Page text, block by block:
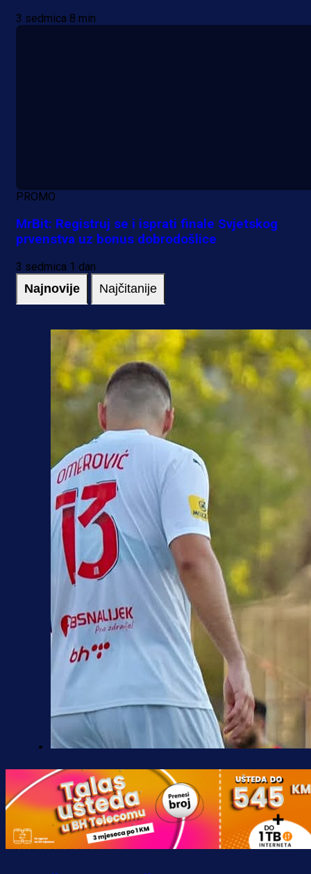
3 sedmica 8 min
PROMO
MrBit: Registruj se i isprati finale Svjetskog
prvenstva uz bonus dobrodošlice
3 sedmica 1 dan
Najnovije Najčitanije
Borac do pobjede, ali scene iz
Banje Luke zgrozile javnost:
zbog skandiranja Ratku Mladiću!